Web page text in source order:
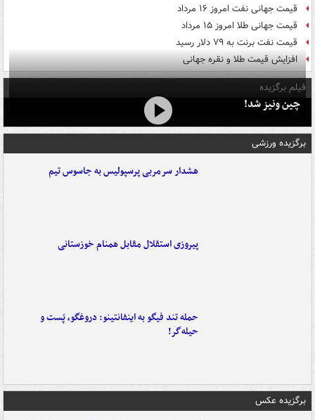
قیمت جهانی نفت امروز ۱۶ مرداد
قیمت جهانی طلا امروز ۱۵ مرداد
قیمت نفت برنت به ۷۹ دلار رسید
افزایش قیمت طلا و نقره جهانی
فیلم برگزیده
چین ونیز شد!
برگزیده ورزشی
هشدار سرمربی پرسپولیس به جاسوس تیم
پیروزی استقلال مقابل همنام خوزستانی
حمله تند فیگو به اینفانتینو: دروغگو، پَست‌ و
حیله‌گر!
برگزیده عکس